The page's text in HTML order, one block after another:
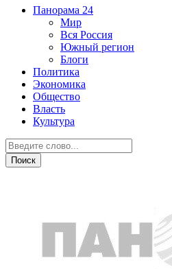
Панорама 24
Мир
Вся Россия
Южный регион
Блоги
Политика
Экономика
Общество
Власть
Культура